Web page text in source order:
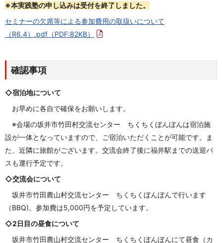
※本実践塾の申し込みは受付を終了しました。
セミナーの欠席等による参加費用の取扱いについて
（R6.4）.pdf （PDF:82KB）
確認事項
◇宿泊地について
お早めに各自で確保をお願いします。
※会場の坂井市竹田村交流センター ちくちくぼんぼんは宿泊施
設が一体となっていますので、ご宿泊いただくことが可能です。ま
た、近隣に旅館がございます。交流会終了後に福井駅までの送迎バ
スも運行予定です。
◇交流会について
坂井市竹田農山村交流センター ちくちくぼんぼんで行います
（BBQ)。参加費は5,000円を予定しています。
◇2日目の昼食について
坂井市竹田農山村交流センター ちくちくぼんぼんにて昼食（カ